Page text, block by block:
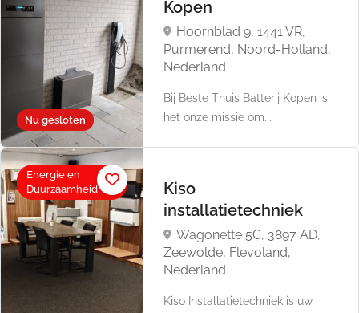
Nu gesloten
Kopen
Hoornblad 9, 1441 VR,
Purmerend, Noord-Holland,
Nederland
Bij Beste Thuis Batterij Kopen is
het onze missie om...
Energie en
Duurzaamheid
Kiso
installatietechniek
Wagonette 5C, 3897 AD,
Zeewolde, Flevoland,
Nederland
Kiso Installatietechniek is uw